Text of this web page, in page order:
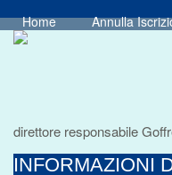
Home Annulla
direttore responsabile
INFORMAZIONI